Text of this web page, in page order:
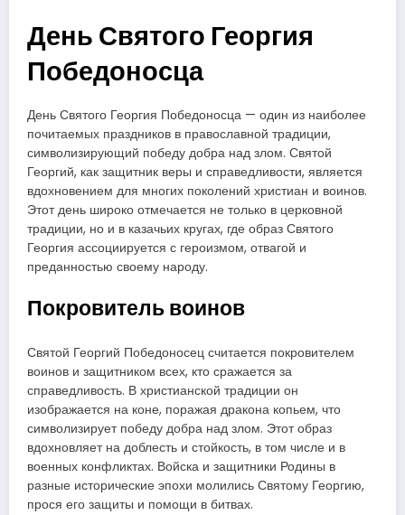
День Святого Георгия
Победоносца
День Святого Георгия Победоносца — один из наиболее
почитаемых праздников в православной традиции,
символизирующий победу добра над злом. Святой
Георгий, как защитник веры и справедливости, является
вдохновением для многих поколений христиан и воинов.
Этот день широко отмечается не только в церковной
традиции, но и в казачьих кругах, где образ Святого
Георгия ассоциируется с героизмом, отвагой и
преданностью своему народу.
Покровитель воинов
Святой Георгий Победоносец считается покровителем
воинов и защитником всех, кто сражается за
справедливость. В христианской традиции он
изображается на коне, поражая дракона копьем, что
символизирует победу добра над злом. Этот образ
вдохновляет на доблесть и стойкость, в том числе и в
военных конфликтах. Войска и защитники Родины в
разные исторические эпохи молились Святому Георгию,
прося его защиты и помощи в битвах.